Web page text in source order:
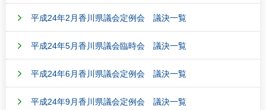
平成24年2月香川県議会定例会 議決一覧
平成24年5月香川県議会臨時会 議決一覧
平成24年6月香川県議会定例会 議決一覧
平成24年9月香川県議会定例会 議決一覧